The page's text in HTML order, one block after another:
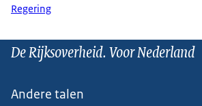
Regering
De Rijksoverheid. Voor Nederland
Andere talen